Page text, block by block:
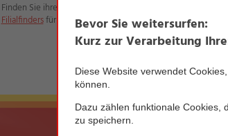
Finden Sie ihre Filiale mit Hilfe unseres
Filialfindersfür Ihre regionalen Angebote...